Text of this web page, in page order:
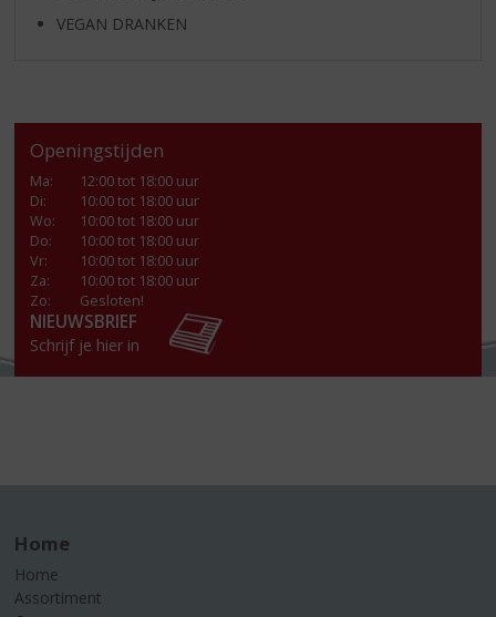
VEGAN DRANKEN
Openingstijden
Ma:
12:00 tot 18:00 uur
Di:
10:00 tot 18:00 uur
Wo:
10:00 tot 18:00 uur
Do:
10:00 tot 18:00 uur
Vr:
10:00 tot 18:00 uur
Za:
10:00 tot 18:00 uur
Zo:
Gesloten!
NIEUWSBRIEF
Schrijf je hier in
Home
Home
Assortiment